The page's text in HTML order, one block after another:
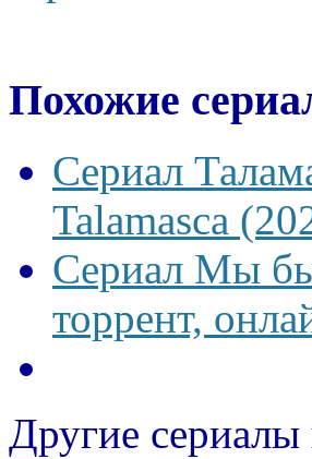
Похожие
Сериал
Talamasca
Сериал Мы
торрент,
Другие сериалы